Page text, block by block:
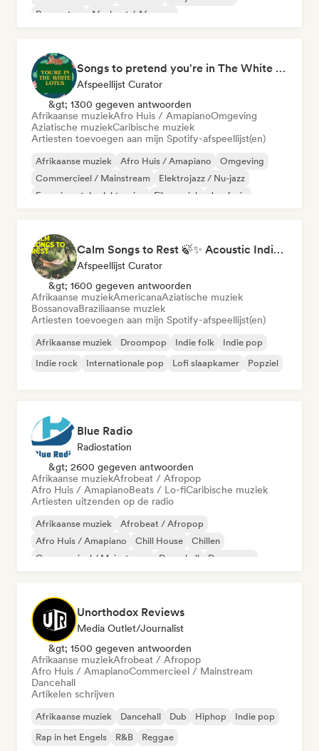
Reggaeton
Afrobeat / Afropop
Songs to pretend you're in The White Lotus
Afspeellijst Curator
&gt; 1300 gegeven antwoorden
Afrikaanse muziekAfro Huis / AmapianoOmgeving
Aziatische muziekCaribische muziek
Artiesten toevoegen aan mijn Spotify-afspeellijst(en)
Afrikaanse muziek Afro Huis / Amapiano
Omgeving
Commercieel / Mainstream
Elektrojazz / Nu-jazz
Experimentele elektronica
Filmmuziek Jazzfusie
Calm Songs to Rest 🍃✨ Acoustic Indie Folk & Singer-Songwriter
Afspeellijst Curator
&gt; 1600 gegeven antwoorden
Afrikaanse muziekAmericanaAziatische muziek
BossanovaBraziliaanse muziek
Artiesten toevoegen aan mijn Spotify-afspeellijst(en)
Afrikaanse muziek Droompop Indie folk
Indie pop
Indie rock
Internationale pop Lofi slaapkamer Popziel
Blue Radio
Radiostation
&gt; 2600 gegeven antwoorden
Afrikaanse muziekAfrobeat / Afropop
Afro Huis / AmapianoBeats / Lo-fiCaribische muziek
Artiesten uitzenden op de radio
Afrikaanse muziek
Afrobeat / Afropop
Afro Huis / Amapiano
Chill House
Chillen
Commercieel / Mainstream
Dancehall Dance pop
Unorthodox Reviews
Media Outlet/Journalist
&gt; 1500 gegeven antwoorden
Afrikaanse muziekAfrobeat / Afropop
Afro Huis / AmapianoCommercieel / Mainstream
Dancehall
Artikelen schrijven
Afrikaanse muziek Dancehall Dub Hiphop
Indie pop
Rap in het Engels
R&B Reggae